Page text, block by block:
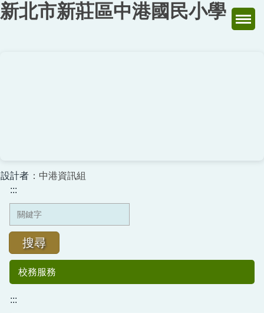
跳
到
新北市新莊區中港國民小學
設計者 ：中港資訊組
:::
搜尋
校務服務
:::